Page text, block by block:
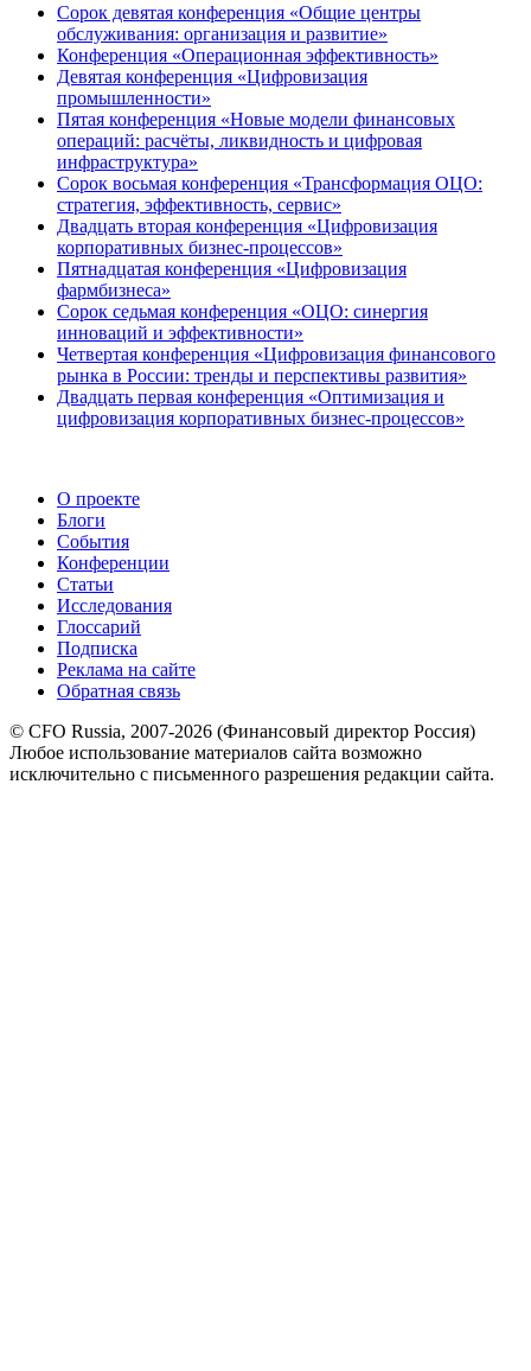
Сорок девятая конференция «Общие центры
обслуживания: организация и развитие»
Конференция «Операционная эффективность»
Девятая конференция «Цифровизация
промышленности»
Пятая конференция «Новые модели финансовых
операций: расчёты, ликвидность и цифровая
инфраструктура»
Сорок восьмая конференция «Трансформация ОЦО:
стратегия, эффективность, сервис»
Двадцать вторая конференция «Цифровизация
корпоративных бизнес-процессов»
Пятнадцатая конференция «Цифровизация
фармбизнеса»
Сорок седьмая конференция «ОЦО: синергия
инноваций и эффективности»
Четвертая конференция «Цифровизация финансового
рынка в России: тренды и перспективы развития»
Двадцать первая конференция «Оптимизация и
цифровизация корпоративных бизнес-процессов»
О проекте
Блоги
События
Конференции
Статьи
Исследования
Глоссарий
Подписка
Реклама на сайте
Обратная связь
© CFO Russia, 2007-2026 (Финансовый директор Россия)
Любое использование материалов сайта возможно
исключительно с письменного разрешения редакции сайта.